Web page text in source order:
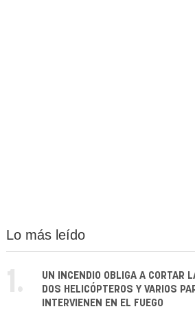
Lo más leído
1.
UN INCENDIO OBLIGA A CORTAR
DOS HELICÓPTEROS Y VARIOS
INTERVIENEN EN EL FUEGO